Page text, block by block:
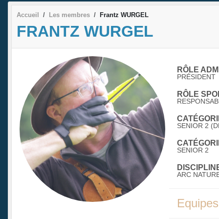
Accueil Les membres Frantz WURGEL
FRANTZ WURGEL
RÔLE
PRÉSIDENT
RÔLE
SENIOR 2
SENIOR 2
ARC
Equipes